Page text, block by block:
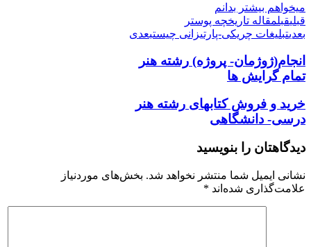
میخواهم بیشتر بدانم
قبلیقبلمقاله تاریخچه پوستر
بعدیتبلیغات چریکی-پارتیزانی چیستبعدی
انجام(ژوژمان- پروژه) رشته هنر
تمام گرایش ها
خرید و فروش کتابهای رشته هنر
درسی- دانشگاهی
دیدگاهتان را بنویسید
نشانی ایمیل شما منتشر نخواهد شد. بخش‌های موردنیاز
علامت‌گذاری شده‌اند *